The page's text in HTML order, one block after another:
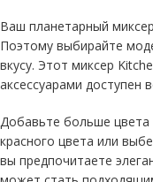
Ваш планетарный
Поэтому выбирайте
вкусу. Этот миксер
аксессуарами доступен
Добавьте больше
красного цвета или
вы предпочитаете